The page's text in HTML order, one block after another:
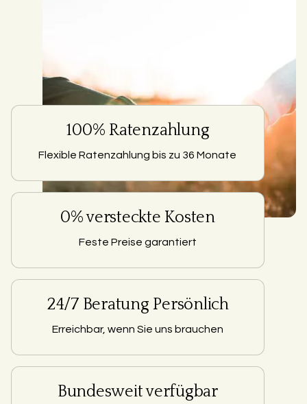
100% Ratenzahlung
Flexible Ratenzahlung bis zu 36 Monate
0% versteckte Kosten
Feste Preise garantiert
24/7 Beratung Persönlich
Erreichbar, wenn Sie uns brauchen
Bundesweit verfügbar